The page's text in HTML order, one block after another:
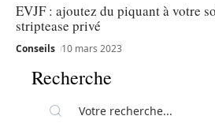
EVJF : ajoutez du piquant à votre
striptease privé
Conseils 10 mars 2023
Recherche